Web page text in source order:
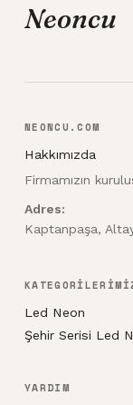
Neoncu
NEONCU.COM
Hakkımızda
Firmamızın
Adres:
Kaptanpaşa,
Led Neon
Şehir Serisi Led
YARDIM